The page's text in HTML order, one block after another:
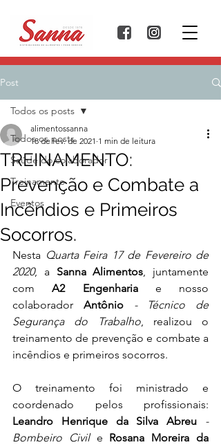
Post
Todos os posts
Saúde do colaborador
Treinamento
Eventos
Todos os posts
TREINAMENTO:
Prevenção e Combate a
Incêndios e Primeiros
Socorros.
alimentossanna
18 de fev. de 2021 1 min de leitura
Nesta Quarta Feira 17 de Fevereiro de
2020, a Sanna Alimentos, juntamente
com A2 Engenharia e nosso
colaborador Antônio
- Técnico de
Segurança do Trabalho, realizou o
treinamento de prevenção e combate a
incêndios e primeiros socorros.
O treinamento foi ministrado e
Leandro Henrique da Silva Abreu -
Bombeiro Civil e Rosana Moreira da